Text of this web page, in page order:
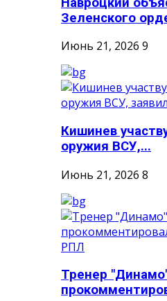
Зеленского
Июнь 21, 2026 9
Кишинев
оружия ВСУ,...
Июнь 21, 2026 8
Тренер